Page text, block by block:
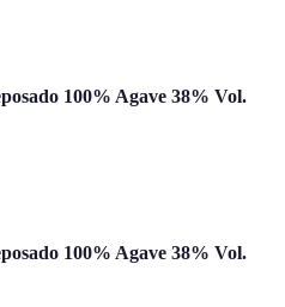
100% Agave 38% Vol.
100% Agave 38% Vol.